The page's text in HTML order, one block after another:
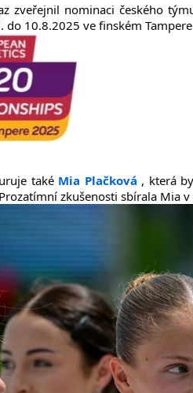
zveřejnil nominaci českého
10.8.2025 ve finském
také Mia Plačková , která
zkušenosti sbírala Mia